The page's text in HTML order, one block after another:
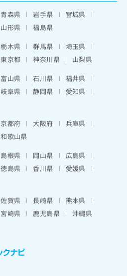
青森県 岩手県
宮城県
山形県
福島県
栃木県 群馬県
埼玉県
東京都 神奈川県
山梨県
富山県 石川県
福井県
岐阜県 静岡県
愛知県
京都府 大阪府
兵庫県
和歌山県
島根県 岡山県
広島県
徳島県 香川県
愛媛県
佐賀県 長崎県
熊本県
宮崎県 鹿児島県 沖縄県